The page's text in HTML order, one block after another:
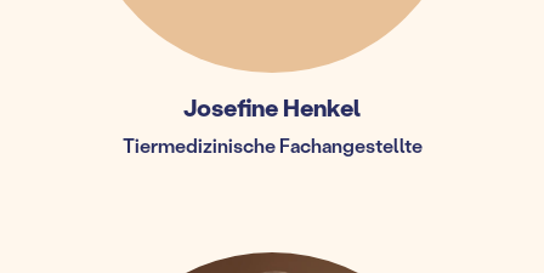
Josefine Henkel
Tiermedizinische Fachangestellte